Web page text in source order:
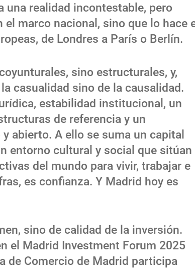
una realidad incontestable, pero
marco nacional, sino que lo hace
de Londres a París o Berlín.
sino estructurales, y,
casualidad sino de la causalidad.
estabilidad institucional, un
de referencia y un
abierto. A ello se suma un capital
entorno cultural y social que sitúan
del mundo para vivir, trabajar e
es confianza. Y Madrid hoy es
sino de calidad de la inversión.
el Madrid Investment Forum 2025
de Comercio de Madrid participa